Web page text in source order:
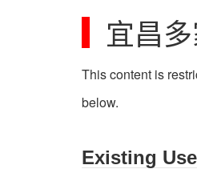
宜昌
This content is
below.
Existing